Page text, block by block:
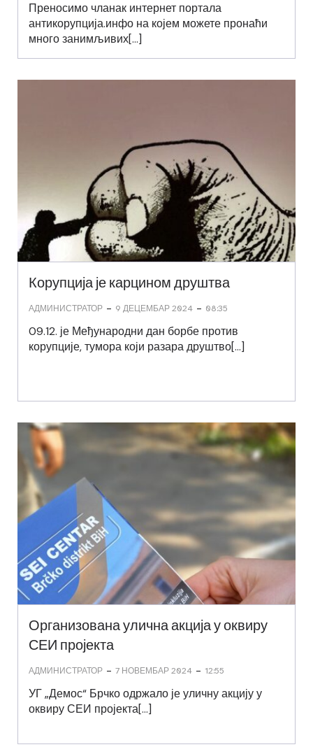
Преносимо чланак интернет портала
антикорупција.инфо на којем можете пронаћи
много занимљивих[…]
Корупција је карцином друштва
АДМИНИСТРАТОР - 9 ДЕЦЕМБАР 2024 - 08:35
09.12. је Међународни дан борбе против
корупције, тумора који разара друштво[…]
Организована улична акција у оквиру
СЕИ пројекта
АДМИНИСТРАТОР - 7 НОВЕМБАР 2024 - 12:55
УГ „Демос“ Брчко одржало је уличну акцију у
оквиру СЕИ пројекта[…]